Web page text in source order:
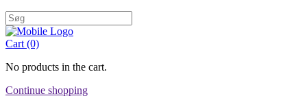
Cart (0)
No products in the cart.
Continue shopping